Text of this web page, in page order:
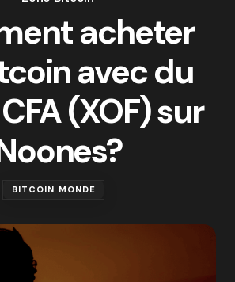
acheter
avec du
(XOF) sur
BITCOIN MONDE